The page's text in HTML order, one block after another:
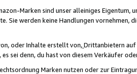
Marken sind unser alleiniges
Sie werden keine Handlungen vornehmen,
oder Inhalte erstellt von,Drittanbietern auf
sei denn, du hast von diesem Verkäufer
Marken nutzen oder zur